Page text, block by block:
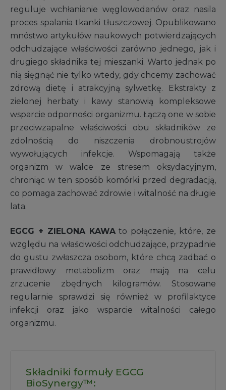
reguluje wchłanianie węglowodanów oraz nasila
proces spalania tkanki tłuszczowej. Opublikowano
mnóstwo artykułów naukowych potwierdzających
odchudzające właściwości zarówno jednego, jak i
drugiego składnika tej mieszanki. Warto jednak po
nią sięgnąć nie tylko wtedy, gdy chcemy zachować
zdrową dietę i atrakcyjną sylwetkę. Ekstrakty z
zielonej herbaty i kawy stanowią kompleksowe
wsparcie odporności organizmu. Łączą one w sobie
przeciwzapalne właściwości obu składników ze
zdolnością do niszczenia drobnoustrojów
wywołujących infekcje. Wspomagają także
organizm w walce ze stresem oksydacyjnym,
chroniąc w ten sposób komórki przed degradacją,
co pomaga zachować zdrowie i witalność na długie
lata.
EGCG + ZIELONA KAWAto połączenie, które, ze
względu na właściwości odchudzające, przypadnie
do gustu zwłaszcza osobom, które chcą zadbać o
prawidłowy metabolizm oraz mają na celu
zrzucenie zbędnych kilogramów. Stosowane
regularnie sprawdzi się również w profilaktyce
infekcji oraz jako wsparcie witalności całego
organizmu.
Składniki formuły EGCG
BioSynergy™: